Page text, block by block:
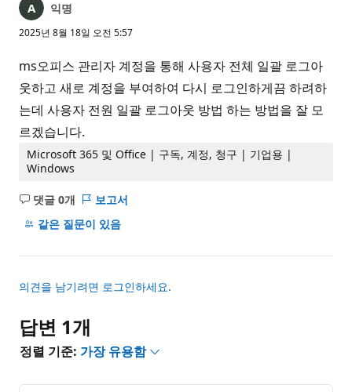
익명
2025년 8월 18일 오전 5:57
ms오피스 관리자 계정을 통해 사용자 전체 일괄 로그아
웃하고 새로 계정을 부여하여 다시 로그인하게끔 하려하
는데 사용자 전원 일괄 로그아웃 방법 하는 방법을 잘 모
르겠습니다.
Microsoft 365 및 Office | 구독, 계정, 청구 | 기업용 |
Windows
댓글 0개
설
명
음
보고서
같은 질문이 있음
의견을 남기려면 로그인하세요.
답변 1개
정렬 기준: 가장 유용함